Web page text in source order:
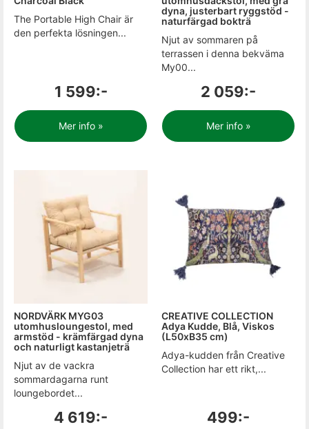
The Portable High Chair är
den perfekta lösningen...
1 599:-
Mer info »
dyna, justerbart ryggstöd -
naturfärgad bokträ
Njut av sommaren på
terrassen i denna bekväma
My00...
2 059:-
Mer info »
NORDVÄRK MYG03
utomhusloungestol, med
armstöd - krämfärgad dyna
och naturligt kastanjeträ
Njut av de vackra
sommardagarna runt
loungebordet...
4 619:-
CREATIVE COLLECTION
Adya Kudde, Blå, Viskos
(L50xB35 cm)
Adya-kudden från Creative
Collection har ett rikt,...
499:-